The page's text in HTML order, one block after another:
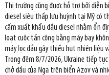
Thị trường cũng được hỗ trợ bởi diễn
diesel siêu thấp lưu huỳnh tại Mỹ có
cấm xuất khẩu dầu diesel nhằm ổn
loạt cuộc tấn công bằng máy bay
máy lọc dầu gây thiếu hụt nhiên liệu
Trong đêm 8/7/2026, Ukraine tiếp
chở dầu của Nga trên biển Azov và